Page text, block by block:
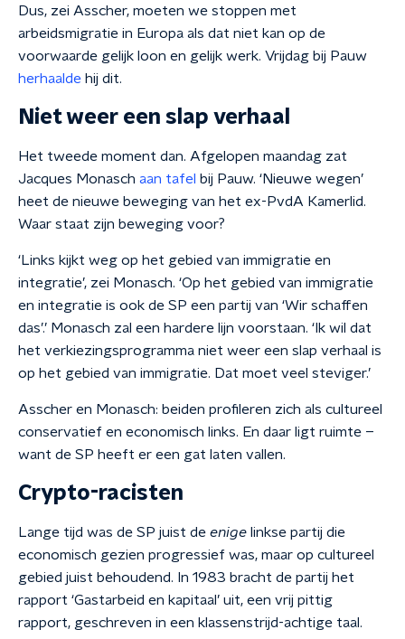
Dus, zei Asscher, moeten we stoppen met
arbeidsmigratie in Europa als dat niet kan op de
voorwaarde gelijk loon en gelijk werk. Vrijdag bij Pauw
herhaalde hij dit.
Niet weer een slap verhaal
Het tweede moment dan. Afgelopen maandag zat
Jacques Monasch aan tafel bij Pauw. ‘Nieuwe wegen’
heet de nieuwe beweging van het ex-PvdA Kamerlid.
Waar staat zijn beweging voor?
‘Links kijkt weg op het gebied van immigratie en
integratie’, zei Monasch. ‘Op het gebied van immigratie
en integratie is ook de SP een partij van ‘Wir schaffen
das’.’ Monasch zal een hardere lijn voorstaan. ‘Ik wil dat
het verkiezingsprogramma niet weer een slap verhaal is
op het gebied van immigratie. Dat moet veel steviger.’
Asscher en Monasch: beiden profileren zich als cultureel
conservatief en economisch links. En daar ligt ruimte –
want de SP heeft er een gat laten vallen.
Crypto-racisten
Lange tijd was de SP juist de enige linkse partij die
economisch gezien progressief was, maar op cultureel
gebied juist behoudend. In 1983 bracht de partij het
rapport ‘Gastarbeid en kapitaal’ uit, een vrij pittig
rapport, geschreven in een klassenstrijd-achtige taal.